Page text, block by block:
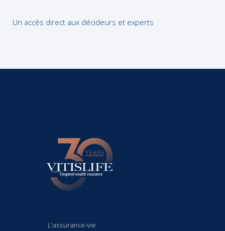
Un accès direct aux décideurs et experts
L'assurance-vie